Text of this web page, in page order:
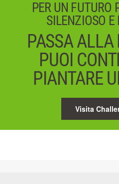
PER UN FUTURO
SILENZIOSO E
PASSA ALLA
PUOI
PIANTARE
Visita